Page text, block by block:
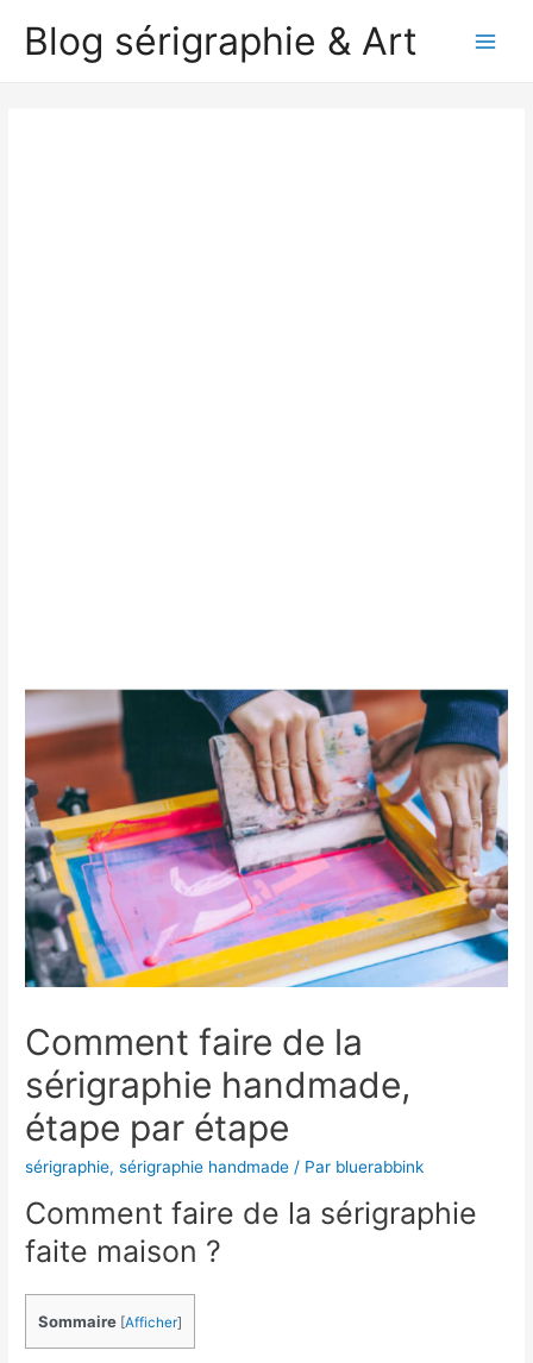
Blog sérigraphie & Art
Comment faire de la
sérigraphie handmade,
étape par étape
sérigraphie,sérigraphie handmade / Par bluerabbink
Comment faire de la sérigraphie
faite maison ?
Sommaire [Afficher]